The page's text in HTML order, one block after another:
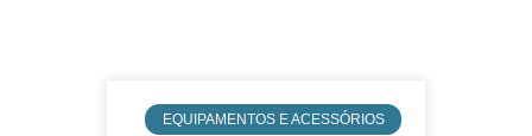
EQUIPAMENTOS E ACESSÓRIOS